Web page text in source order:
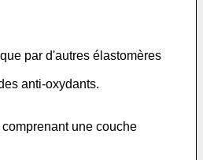
par d'autres élastomères
anti-oxydants.
une couche